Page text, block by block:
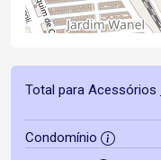
Total para Acessórios
Condomínio